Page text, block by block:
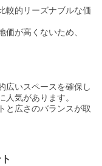
較的リーズナブルな価
が高くないため、
広いスペースを確保し
気があります。
と広さのバランスが取